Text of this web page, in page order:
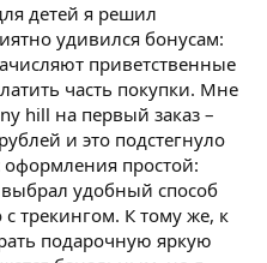
детей я решил
удивился бонусам:
приветственные
часть покупки. Мне
hill на первый заказ –
и это подстегнуло
оформления простой:
удобный способ
трекингом. К тому же, к
подарочную яркую